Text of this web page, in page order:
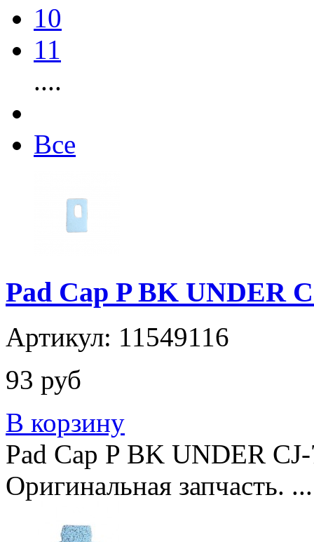
10
11
....
Все
Pad Cap P BK UNDER
Артикул: 11549116
93 руб
В корзину
Pad Cap P BK UNDER
Оригинальная запчасть. ...